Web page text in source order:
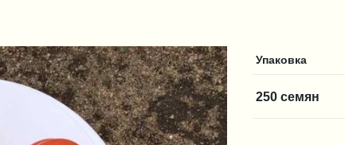
Упаковка
250 семян